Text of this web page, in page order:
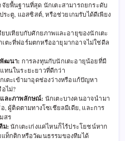
ยพื้นฐานที่สุด นักเตะสามารถยกระดับ
ระตู, แอสซิสต์, หรือช่วยเกมรับได้ดีเพียง
ยบเทียบกับศักยภาพและอายุของนักเตะ
ตะที่ฟอร์มตกหรืออายุมากอาจไม่ใช่ดีล
ฒนา: การลงทุนกับนักเตะอายุน้อยที่มี
ทนในระยะยาวที่ดีกว่า
เตะเข้ามาอุดช่องว่างหรือแก้ปัญหา
ไม่?
ละภาพลักษณ์: นักเตะบางคนอาจนำมา
, ผู้ติดตามทางโซเชียลมีเดีย, และการ
สร
ม: นักเตะเก่งแค่ไหนก็ไร้ประโยชน์หาก
แท็กติกหรือวัฒนธรรมของทีมได้